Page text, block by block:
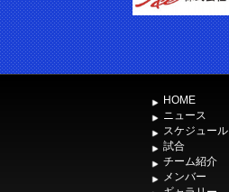
HOME
ニュース
スケジュール
試合
チーム紹介
メンバー